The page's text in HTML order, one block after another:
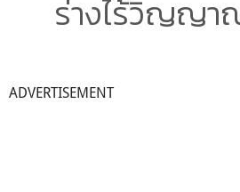
ร่างไร้วิญญา
ADVERTISEMENT